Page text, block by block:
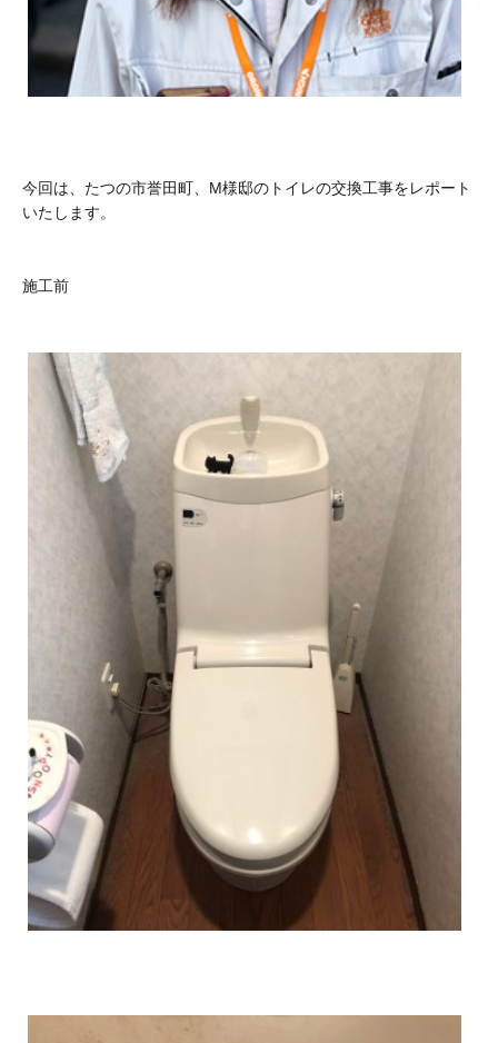
今回は、たつの市誉田町、M様邸のトイレの交換工事をレポート
いたします。
施工前